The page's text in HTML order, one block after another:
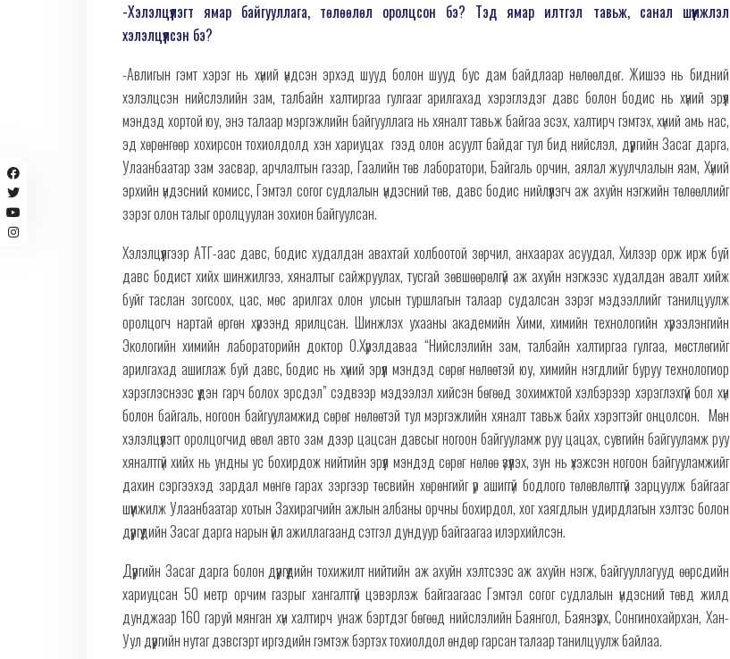
-Хэлэлцүүлэгт ямар байгууллага, төлөөлөл оролцсон бэ? Тэд ямар илтгэл тавьж, санал шүүмжлэл
хэлэлцүүлсэн бэ?
-Авлигын гэмт хэрэг нь хүний үндсэн эрхэд шууд болон шууд бус дам байдлаар нөлөөлдөг. Жишээ нь бидний
хэлэлцсэн нийслэлийн зам, талбайн халтиргаа гулгааг арилгахад хэрэглэдэг давс болон бодис нь хүний эрүүл
мэндэд хортой юу, энэ талаар мэргэжлийн байгууллага нь хяналт тавьж байгаа эсэх, халтирч гэмтэх, хүний амь нас,
эд хөрөнгөөр хохирсон тохиолдолд хэн хариуцах гээд олон асуулт байдаг тул бид нийслэл, дүүргийн Засаг дарга,
Улаанбаатар зам засвар, арчлалтын газар, Гаалийн төв лаборатори, Байгаль орчин, аялал жуулчлалын яам, Хүний
эрхийн үндэсний комисс, Гэмтэл согог судлалын үндэсний төв, давс бодис нийлүүлэгч аж ахуйн нэгжийн төлөөллийг
зэрэг олон талыг оролцуулан зохион байгуулсан.
Хэлэлцүүлгээр АТГ-аас давс, бодис худалдан авахтай холбоотой зөрчил, анхаарах асуудал, Хилээр орж ирж буй
давс бодист хийх шинжилгээ, хяналтыг сайжруулах, тусгай зөвшөөрөлгүй аж ахуйн нэгжээс худалдан авалт хийж
буйг таслан зогсоох, цас, мөс арилгах олон улсын туршлагын талаар судалсан зэрэг мэдээллийг танилцуулж
оролцогч нартай өргөн хүрээнд ярилцсан. Шинжлэх ухааны академийн Хими, химийн технологийн хүрээлэнгийн
Экологийн химийн лабораторийн доктор О.Хүрэлдаваа “Нийслэлийн зам, талбайн халтиргаа гулгаа, мөстлөгийг
арилгахад ашиглаж буй давс, бодис нь хүний эрүүл мэндэд сөрөг нөлөөтэй юу, химийн нэгдлийг буруу технологиор
хэрэглэснээс үүдэн гарч болох эрсдэл” сэдвээр мэдээлэл хийсэн бөгөөд зохимжтой хэлбэрээр хэрэглэхгүй бол хүн
болон байгаль, ногоон байгууламжид сөрөг нөлөөтэй тул мэргэжлийн хяналт тавьж байх хэрэгтэйг онцолсон. Мөн
хэлэлцүүлэгт оролцогчид өвөл авто зам дээр цацсан давсыг ногоон байгууламж руу цацах, сувгийн байгууламж руу
хяналтгүй хийх нь ундны ус бохирдож нийтийн эрүүл мэндэд сөрөг нөлөө үзүүлэх, зун нь үхэжсэн ногоон байгууламжийг
дахин сэргээхэд зардал мөнгө гарах зэргээр төсвийн хөрөнгийг үр ашиггүй бодлого төлөвлөлтгүй зарцуулж байгааг
шүүмжилж Улаанбаатар хотын Захирагчийн ажлын албаны орчны бохирдол, хог хаягдлын удирдлагын хэлтэс болон
дүүргүүдийн Засаг дарга нарын үйл ажиллагаанд сэтгэл дундуур байгаагаа илэрхийлсэн.
Дүүргийн Засаг дарга болон дүүргүүдийн тохижилт нийтийн аж ахуйн хэлтсээс аж ахуйн нэгж, байгууллагууд өөрсдийн
хариуцсан 50 метр орчим газрыг хангалтгүй цэвэрлэж байгаагаас Гэмтэл согог судлалын үндэсний төвд жилд
дунджаар 160 гаруй мянган хүн халтирч унаж бэртдэг бөгөөд нийслэлийн Баянгол, Баянзүрх, Сонгинохайрхан, Хан-
Уул дүүргийн нутаг дэвсгэрт иргэдийн гэмтэж бэртэх тохиолдол өндөр гарсан талаар танилцуулж байлаа.